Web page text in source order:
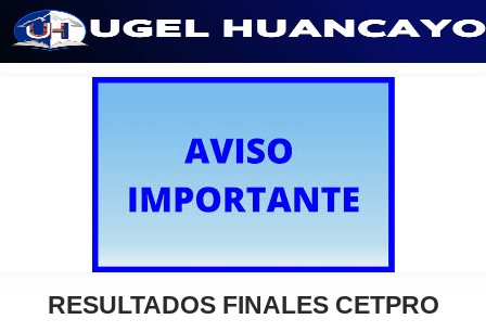
RESULTADOS FINALES CETPRO